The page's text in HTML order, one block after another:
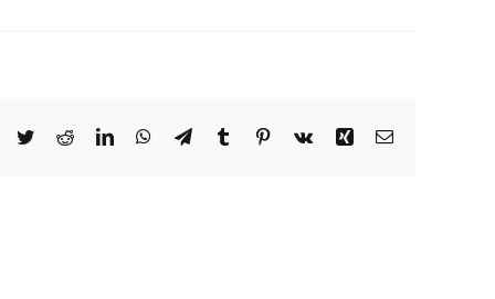
Facebook
TwitterRedditLinkedInWhatsApp
TelegramTumblr Pinterest
Vk Xing Email